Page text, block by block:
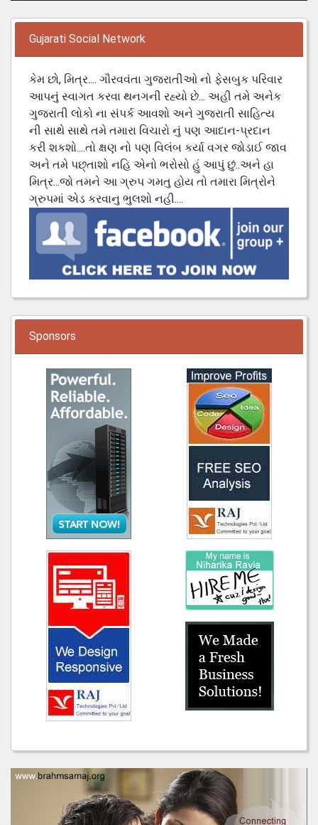
Gujarati Social Network
કેમ છો, મિત્ર.... ગૌરવવંતા ગુજરાતીઓ નો ફેસબુક પરિવાર
આપનું સ્વાગત કરવા થનગની રહ્યો છે... અહી તમે અનેક
ગુજરાતી લોકો ના સંપર્ક આવશો અને ગુજરાતી સાહિત્ય
ની સાથે સાથે તમે તમારા વિચારો નું પણ આદાન-પ્રદાન
કરી શકશો....તો ક્ષણ નો પણ વિલંબ કર્યા વગર જોડાઈ જાવ
અને તમે પછ્તાશો નહિ એનો ભરોસો હું આપું છું..અને હા
મિત્ર...જો તમને આ ગ્રુપ ગમતુ હોય તો તમારા મિત્રોને
ગ્રુપમાં એડ કરવાનુ ભુલશો નહી....
Sponsors